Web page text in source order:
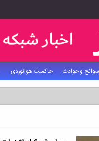
سوانح و حوادث حاکمیت هوانوردی